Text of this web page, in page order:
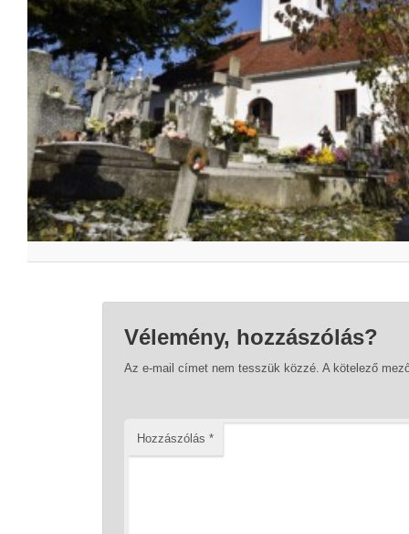
Vélemény, hozzászólás?
Az e-mail címet nem tesszük közzé. A kötelező
Hozzászólás *